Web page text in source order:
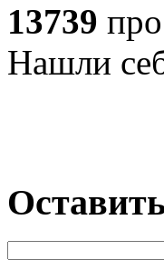
13739
Нашли